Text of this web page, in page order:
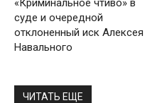
«Криминальное чтиво» в
суде и очередной
отклоненный иск Алексея
Навального
ЧИТАТЬ ЕЩЕ